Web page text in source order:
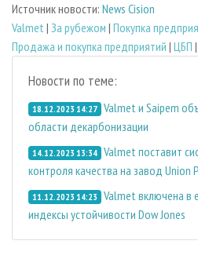
Источник новости: News Cision
Valmet | За рубежом | Покупка
Продажа и покупка предприятий | ЦБП |
Новости по теме:
18.12.2023 14:27 Valmet и Saipem
области декарбонизации
14.12.2023 13:34 Valmet поставит
контроля качества на завод Union
11.12.2023 14:23 Valmet включена в
индексы устойчивости Dow Jones